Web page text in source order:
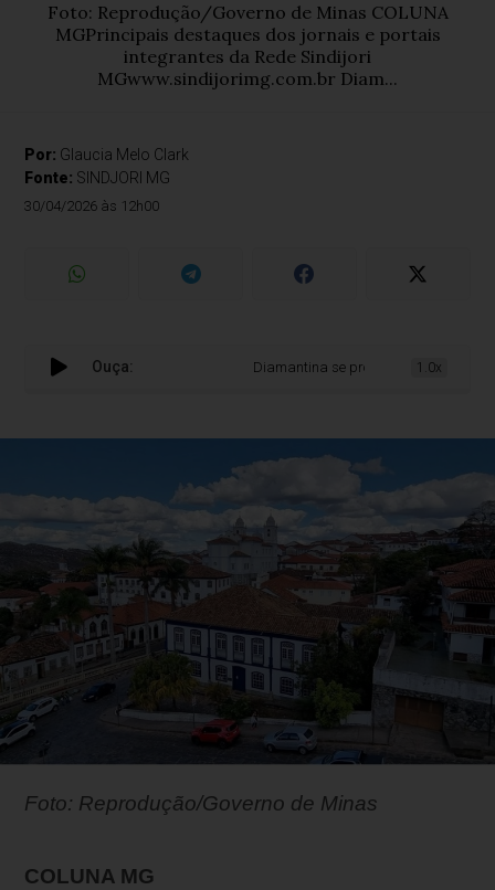
Foto: Reprodução/Governo de Minas COLUNA
MGPrincipais destaques dos jornais e portais
integrantes da Rede Sindijori
MGwww.sindijorimg.com.br Diam...
Por: Glaucia Melo Clark
Fonte: SINDJORI MG
30/04/2026 às 12h00
Ouça: Diamantina se projeta nacionalmente
1.0x
Foto: Reprodução/Governo de Minas
COLUNA MG